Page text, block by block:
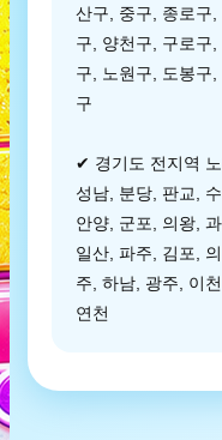
산구, 중구, 종로구
구, 양천구, 구로구
구, 노원구, 도봉구
구
✔ 경기도 전지역
성남, 분당, 판교,
안양, 군포, 의왕,
일산, 파주, 김포,
주, 하남, 광주, 이
연천